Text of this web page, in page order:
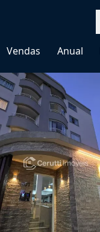
Vendas Anual